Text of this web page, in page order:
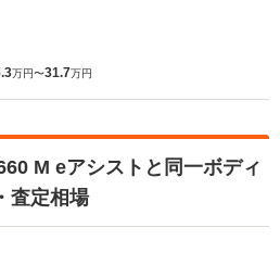
万円〜31.7万円
M eアシストと同一ボディ
査定相場